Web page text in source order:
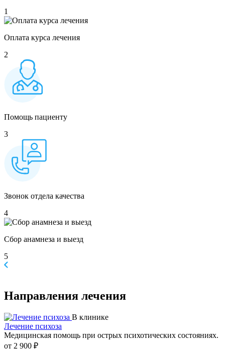
1
Оплата курса лечения
2
Помощь пациенту
3
Звонок отдела качества
4
Сбор анамнеза и выезд
5
Направления лечения
В клинике
Лечение психоза
Медицинская помощь при острых психотических состояниях.
от 2 900 ₽